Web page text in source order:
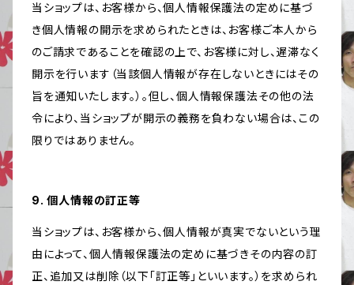
当ショップは、お客様から、個人情報保護法の定めに基づ
き個人情報の開示を求められたときは、お客様ご本人から
のご請求であることを確認の上で、お客様に対し、遅滞なく
開示を行います（当該個人情報が存在しないときにはその
旨を通知いたします。）。但し、個人情報保護法その他の法
令により、当ショップが開示の義務を負わない場合は、この
限りではありません。
9. 個人情報の訂正等
当ショップは、お客様から、個人情報が真実でないという理
由によって、個人情報保護法の定めに基づきその内容の訂
正、追加又は削除（以下「訂正等」といいます。）を求められ